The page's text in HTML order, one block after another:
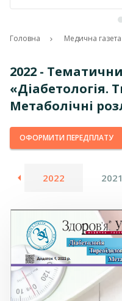
Головна Медична газета
2022 -
«Діабетологія.
Метаболічні
ОФОРМИТИ ПЕРЕДПЛАТУ
2022 2021